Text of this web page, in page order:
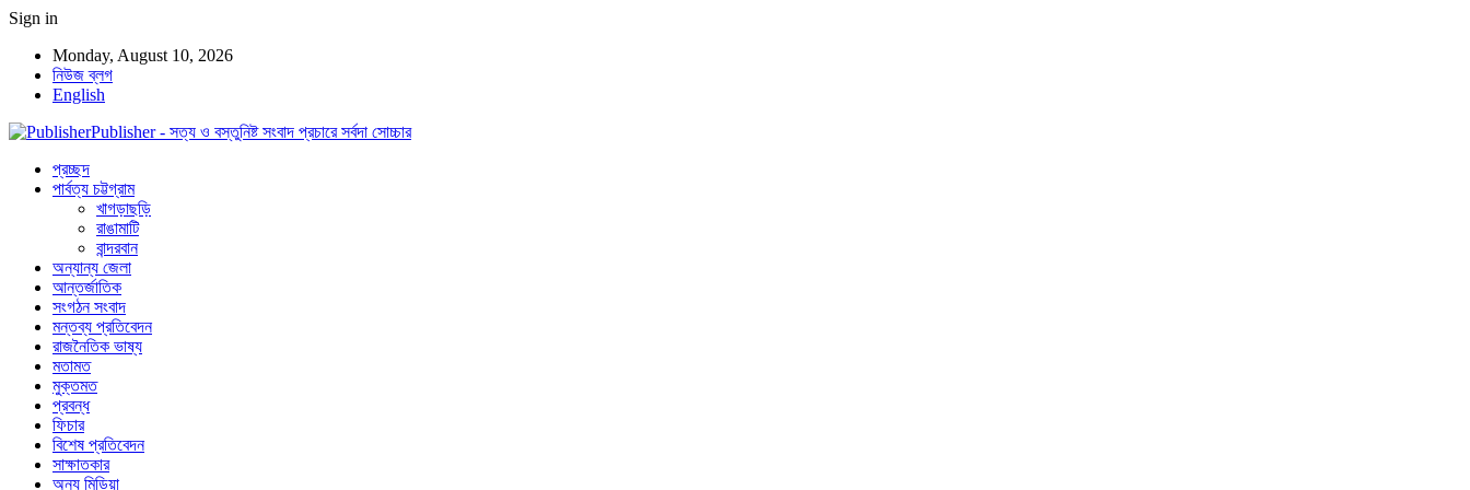
Sign in
Monday, August 10, 2026
নিউজ ব্লগ
English
Publisher - সত্য ও বস্তুনিষ্ট সংবাদ প্রচারে সর্বদা সোচ্চার
প্রচ্ছদ
পার্বত্য চট্টগ্রাম
খাগড়াছড়ি
রাঙামাটি
বান্দরবান
অন্যান্য জেলা
আন্তর্জাতিক
সংগঠন সংবাদ
মন্তব্য প্রতিবেদন
রাজনৈতিক ভাষ্য
মতামত
মুক্তমত
প্রবন্ধ
ফিচার
বিশেষ প্রতিবেদন
সাক্ষাতকার
অন্য মিডিয়া